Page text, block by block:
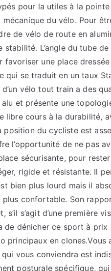
pour la utiles à la
du vélo. Pour
de vélo de route en
L’angle du tube de
une place
qui se traduit en un taux
vélo tout train a des
et présente une
libre cours à la durabilité,
du cycliste est
l’opportunité de ne pas
sécurisante, pour
rigide et résistante. Il
bien plus lourd mais il
confortable. Son
s’agit d’une première
de dénicher ce sport à
principaux en clones.Vous
vous conviendra est
posturale spécifique,